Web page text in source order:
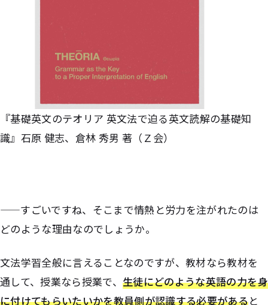
『基礎英文のテオリア 英文法で迫る英文読解の基礎知
識』石原 健志、倉林 秀男 著（Ｚ会）
——すごいですね、そこまで情熱と労力を注がれたのは
どのような理由なのでしょうか。
文法学習全般に言えることなのですが、教材なら教材を
通して、授業なら授業で、生徒にどのような英語の力を身
に付けてもらいたいかを教員側が認識する必要があると